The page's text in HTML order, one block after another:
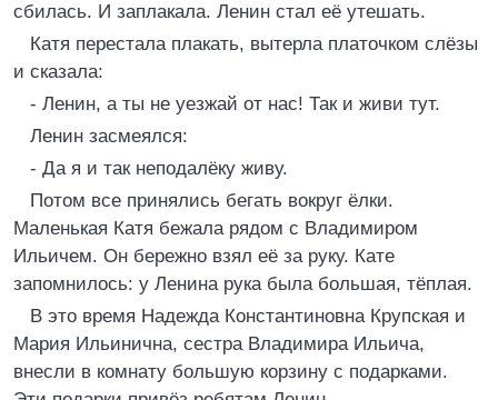
сбилась. И заплакала. Ленин стал её утешать.
Катя перестала плакать, вытерла платочком слёзы
и сказала:
- Ленин, а ты не уезжай от нас! Так и живи тут.
Ленин засмеялся:
- Да я и так неподалёку живу.
Потом все принялись бегать вокруг ёлки.
Маленькая Катя бежала рядом с Владимиром
Ильичем. Он бережно взял её за руку. Кате
запомнилось: у Ленина рука была большая, тёплая.
В это время Надежда Константиновна Крупская и
Мария Ильинична, сестра Владимира Ильича,
внесли в комнату большую корзину с подарками.